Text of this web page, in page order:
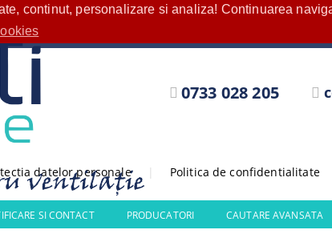
continut, personalizare si analiza! Continuarea
0733 028 205
datelor personale Politica de confidentialitate
SI CONTACT PRODUCATORI CAUTARE AVANSATA